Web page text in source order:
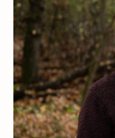
S
e
a
r